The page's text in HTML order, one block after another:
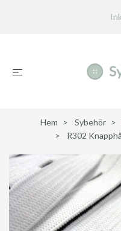
Hem Sybehör
R302